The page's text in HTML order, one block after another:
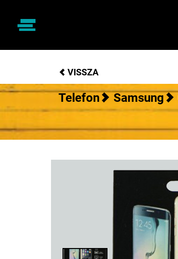
VISSZA
Telefon Samsung